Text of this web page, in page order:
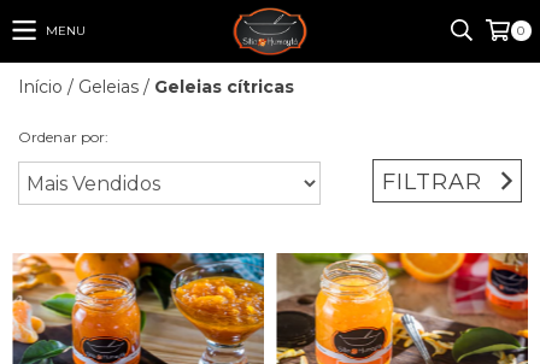
MENU 0
Início / Geleias / Geleias cítricas
Ordenar por:
FILTRAR